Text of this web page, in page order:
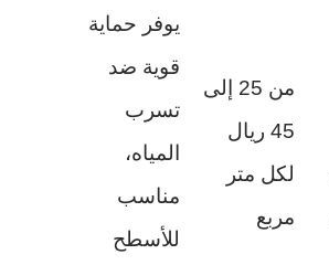
من 25 إلى
45 ريال
لكل متر
مربع
يوفر حماية
قوية ضد
تسرب
المياه،
مناسب
للأسطح